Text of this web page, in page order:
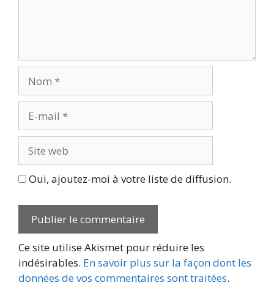
mail
web
Oui, ajoutez-moi à votre liste de diffusion.
Ce site utilise Akismet pour réduire les
indésirables. En savoir plus sur la façon dont les
données de vos commentaires sont traitées.